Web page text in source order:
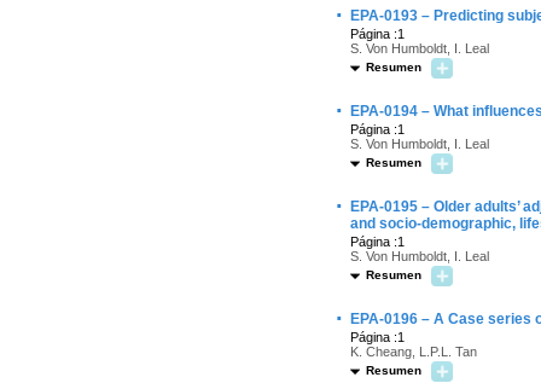
· EPA-0193 – Predicting
Página :1
S. Von Humboldt, I. Leal
Resumen
· EPA-0194 – What
Página :1
S. Von Humboldt, I. Leal
Resumen
·
EPA-0195 – Older adults’
and socio-demographic,
Página :1
S. Von Humboldt, I. Leal
Resumen
· EPA-0196 – A Case
Página :1
K. Cheang, L.P.L. Tan
Resumen